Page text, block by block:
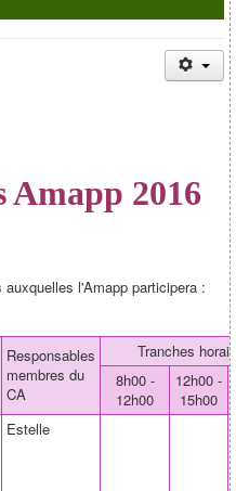
2016
l'Amapp participera :
Responsables
membres du
CA
Tranches
8h00 -
12h00
12h00 -
15h00
Estelle